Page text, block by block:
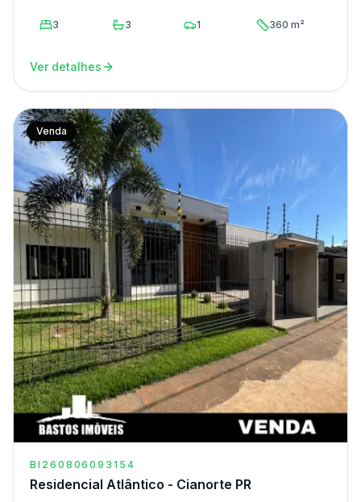
3 3 1 360 m²
Ver detalhes
Venda
BI260806093154
Residencial Atlântico - Cianorte PR